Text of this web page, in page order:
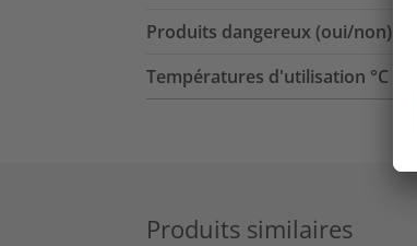
Produits dangereux (oui/non)
Températures d'utilisation °C
Produits similaires